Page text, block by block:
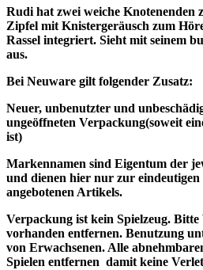
Rudi hat zwei weiche Knotenenden
Zipfel mit Knistergeräusch zum
Rassel integriert. Sieht mit seinem
aus.
Bei Neuware gilt folgender Zusatz:
Neuer, unbenutzter und
ungeöffneten Verpackung(soweit
ist)
Markennamen sind Eigentum der
und dienen hier nur zur eindeutigen
angebotenen Artikels.
Verpackung ist kein Spielzeug.
vorhanden entfernen. Benutzung
von Erwachsenen. Alle
Spielen entfernen damit keine